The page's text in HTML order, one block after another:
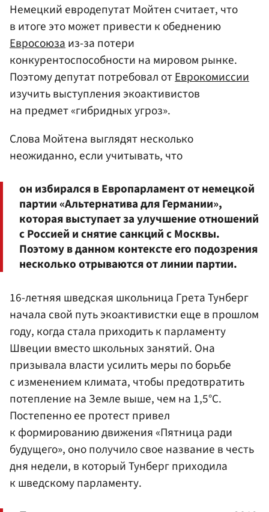
Немецкий евродепутат Мойтен считает, что
в итоге это может привести к обеднению
Евросоюзаиз-за потери
конкурентоспособности на мировом рынке.
Поэтому депутат потребовал отЕврокомиссии
изучить выступления экоактивистов
на предмет «гибридных угроз».
Слова Мойтена выглядят несколько
неожиданно, если учитывать, что
он избирался в Европарламент от немецкой
партии «Альтернатива для Германии»,
которая выступает за улучшение отношений
с Россией и снятие санкций с Москвы.
Поэтому в данном контексте его подозрения
несколько отрываются от линии партии.
16-летняя шведская школьница Грета Тунберг
начала свой путь экоактивистки еще в прошлом
году, когда стала приходить к парламенту
Швеции вместо школьных занятий. Она
призывала власти усилить меры по борьбе
с изменением климата, чтобы предотвратить
потепление на Земле выше, чем на 1,5°С.
Постепенно ее протест привел
к формированию движения «Пятница ради
будущего», оно получило свое название в честь
дня недели, в который Тунберг приходила
к шведскому парламенту.